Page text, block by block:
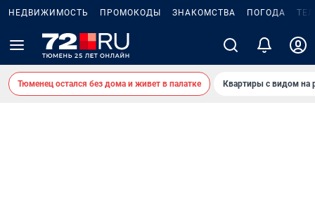
НЕДВИЖИМОСТЬ ПРОМОКОДЫ ЗНАКОМСТВА ПОГОДА
Тюменец остался без дома и живет в палатке Квартиры с видом на